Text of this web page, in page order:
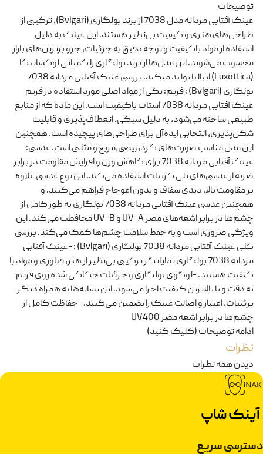
توضیحات
عینک‌ آفتابی مردانه مدل 7038 از برند بولگاری (Bvlgari)، ترکیبی از
طراحی‌های هنری و کیفیت بی‌نظیر هستند. این عینک‌ به دلیل
استفاده از مواد باکیفیت و توجه دقیق به جزئیات، جزو برترین‌های بازار
محسوب می‌شوند. این مدل‌ها از برند بولگاری را کمپانی لوکساتیکا
(Luxottica) ایتالیا تولید میکند. بررسی عینک‌ آفتابی مردانه 7038
بولگاری (Bvlgari) : فریم: یکی از مواد اصلی مورد استفاده در فریم
عینک آفتابی مردانه 7038 استات باکیفیت است. این ماده که از منابع
طبیعی ساخته می‌شود، به دلیل سبکی، انعطاف‌پذیری و قابلیت
شکل‌پذیری، انتخابی ایده‌آل برای طراحی‌های پیچیده است. همچنین
این مدل مناسب صورت‌های گرد،بیضی،مربع و مثلثی است. عدسی:
عینک آفتابی مردانه 7038 برای کاهش وزن و افزایش مقاومت در برابر
ضربه از عدسی‌های پلی کربنات استفاده می‌کند. این نوع عدسی‌ علاوه
بر مقاومت بالا، دیدی شفاف و بدون اعوجاج فراهم می‌کنند. و
همچنین عدسی‌ عینک‌ آفتابی مردانه 7038 بولگاری به طور کامل از
چشم‌ها در برابر اشعه‌های مضر UV-A و UV-B محافظت می‌کند. این
ویژگی ضروری است و به حفظ سلامت چشم‌ها کمک می‌کند. بررسی
کلی عینک‌ آفتابی مردانه 7038 بولگاری (Bvlgari) : -عینک‌ آفتابی
مردانه 7038 بولگاری نمایانگر ترکیبی بی‌نظیر از هنر، فناوری و مواد با
کیفیت هستند. -لوگوی بولگاری و جزئیات حکاکی شده روی فریم‌
به دقت و با بالاترین کیفیت اجرا می‌شود. این نشانه‌ها به همراه دیگر
تزئینات، اعتبار و اصالت عینک را تضمین می‌کنند. -حفاظت کامل از
چشم‌ها در برابر اشعه مضر UV400
ادامه توضیحات (کلیک کنید)
نظرات
دیدن همه نظرات
آینک شاپ
دسترسی سریع